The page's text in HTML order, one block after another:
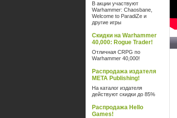
В акции участвуют
Warhammer: Chaosbane,
Welcome to ParadiZe и
другие игры
Скидки на Warhammer
40,000: Rogue Trader!
Отличная CRPG по
Warhammer 40,000!
Распродажа издателя
META Publishing!
На каталог издателя
действуют скидки до 85%
Распродажа Hello
Games!